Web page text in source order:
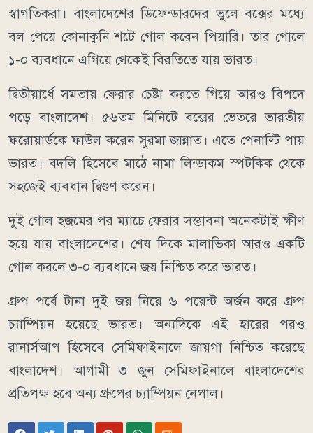
স্বাগতিকরা। বাংলাদেশের ডিফেন্ডারদের ভুলে বক্সের মধ্যে
বল পেয়ে কোনাকুনি শটে গোল করেন পিয়ারি। তার গোলে
১-০ ব্যবধানে এগিয়ে থেকেই বিরতিতে যায় ভারত।
দ্বিতীয়ার্ধে সমতায় ফেরার চেষ্টা করতে গিয়ে আরও বিপদে
পড়ে বাংলাদেশ। ৫৬তম মিনিটে বক্সের ভেতরে ভারতীয়
ফরোয়ার্ডকে ফাউল করেন সুরমা জান্নাত। এতে পেনাল্টি পায়
ভারত। বদলি হিসেবে মাঠে নামা লিন্ডাকম স্পটকিক থেকে
সহজেই ব্যবধান দ্বিগুণ করেন।
দুই গোল হজমের পর ম্যাচে ফেরার সম্ভাবনা অনেকটাই ক্ষীণ
হয়ে যায় বাংলাদেশের। শেষ দিকে মালাভিকা আরও একটি
গোল করলে ৩-০ ব্যবধানে জয় নিশ্চিত করে ভারত।
গ্রুপ পর্বে টানা দুই জয় নিয়ে ৬ পয়েন্ট অর্জন করে গ্রুপ
চ্যাম্পিয়ন হয়েছে ভারত। অন্যদিকে এই হারের পরও
রানার্সআপ হিসেবে সেমিফাইনালে জায়গা নিশ্চিত করেছে
বাংলাদেশ। আগামী ৩ জুন সেমিফাইনালে বাংলাদেশের
প্রতিপক্ষ হবে অন্য গ্রুপের চ্যাম্পিয়ন নেপাল।